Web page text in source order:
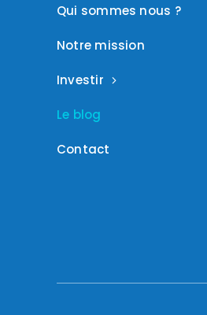
Qui sommes nous ?
Notre mission
Investir
Le blog
Contact